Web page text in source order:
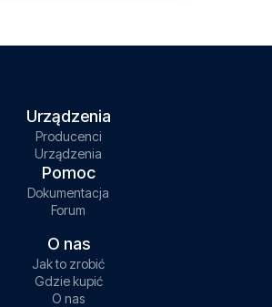
Urządzenia
Producenci
Urządzenia
Pomoc
Dokumentacja
Forum
O nas
Jak to zrobić
Gdzie kupić
O nas